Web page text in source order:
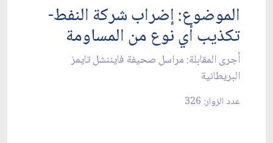
الموضوع: إضراب شركة النفط-
تكذيب أي نوع من المساومة
أجرى المقابلة: مراسل صحيفة فايننشل تايمز
البريطانية
عدد الزوار: 326